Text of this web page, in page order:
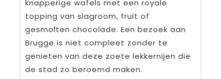
knapperige wafels met een royale
topping van slagroom, fruit of
gesmolten chocolade. Een bezoek aan
Brugge is niet compleet zonder te
genieten van deze zoete lekkernijen die
de stad zo beroemd maken.